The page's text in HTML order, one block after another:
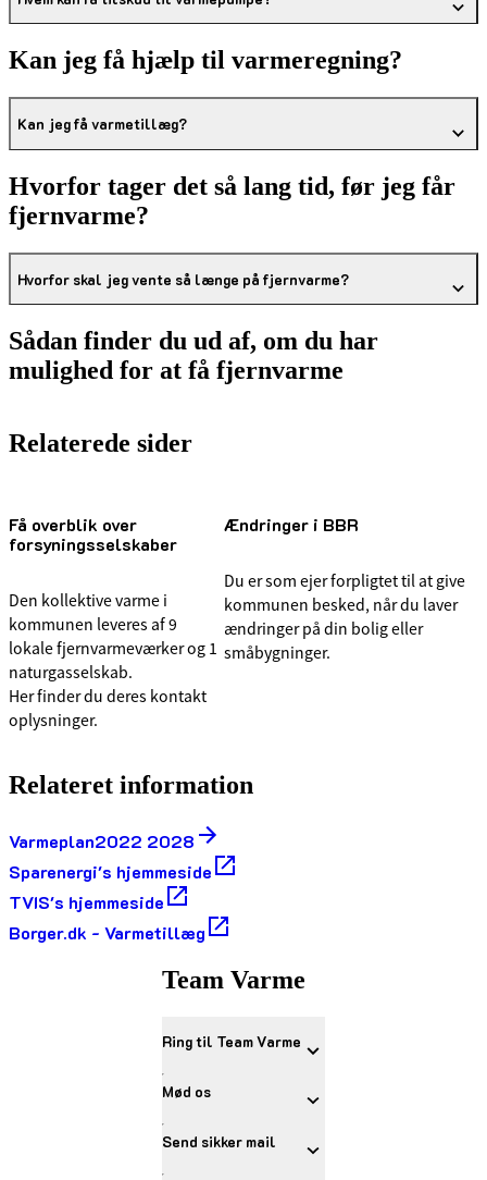
Kan jeg få hjælp til varmeregning?
Kan jeg få varmetillæg?
Hvorfor tager det så lang tid, før jeg får
fjernvarme?
Hvorfor skal jeg vente så længe på fjernvarme?
Sådan finder du ud af, om du har
mulighed for at få fjernvarme
Relaterede sider
Få overblik over
forsyningsselskaber
Den kollektive varme i
kommunen leveres af 9
lokale fjernvarmeværker og 1
naturgasselskab.
Her finder du deres kontakt
oplysninger.
Ændringer i BBR
Du er som ejer forpligtet til at give
kommunen besked, når du laver
ændringer på din bolig eller
småbygninger.
Relateret information
Varmeplan2022 2028
Sparenergi's hjemmeside
TVIS's hjemmeside
Borger.dk - Varmetillæg
Team Varme
Ring til Team Varme
Mød os
Send sikker mail